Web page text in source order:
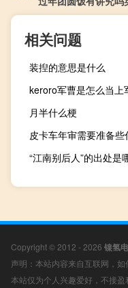
相关问题
装揑的意思是什么
keroro军曹是怎么当上
月半什么梗
皮卡车年审需要准备些
“江南别后人”的出处是
Copyright © 2012 - 2026 镍氢
声明：本站内容来自互联网，
本站仅为个人兴趣爱好，不接